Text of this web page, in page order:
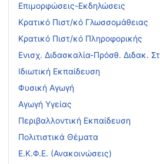
Επιμορφώσεις-Εκδηλώσεις
Κρατικό Πιστ/κό Γλωσσομάθειας
Κρατικό Πιστ/κό Πληροφορικής
Ενισχ. Διδασκαλία-Πρόσθ. Διδακ.
Ιδιωτική Εκπαίδευση
Φυσική Αγωγή
Αγωγή Υγείας
Περιβαλλοντική Εκπαίδευση
Πολιτιστικά Θέματα
Ε.Κ.Φ.Ε. (Ανακοινώσεις)